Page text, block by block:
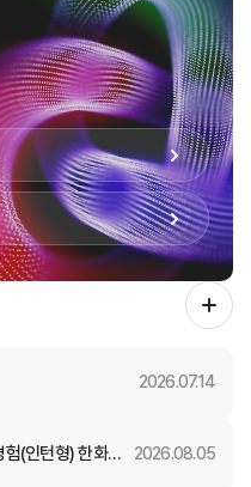
2026.07.14
(인턴형) 한화자
2026.08.05